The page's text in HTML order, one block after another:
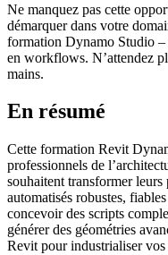
Ne manquez pas cette
démarquer dans votre
formation Dynamo Studio –
en workflows. N’attendez
mains.
En résumé
Cette formation Revit
professionnels de
souhaitent transformer
automatisés robustes,
concevoir des scripts
générer des géométries
Revit pour industrialiser vos